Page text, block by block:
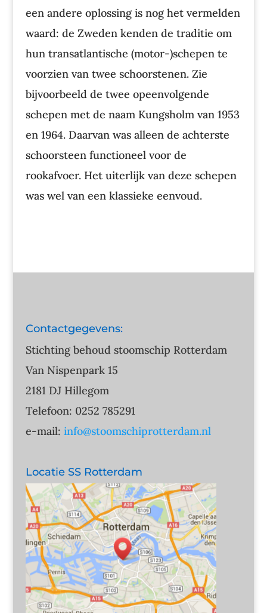
een andere oplossing is nog het vermelden
waard: de Zweden kenden de traditie om
hun transatlantische (motor-)schepen te
voorzien van twee schoorstenen. Zie
bijvoorbeeld de twee opeenvolgende
schepen met de naam Kungsholm van 1953
en 1964. Daarvan was alleen de achterste
schoorsteen functioneel voor de
rookafvoer. Het uiterlijk van deze schepen
was wel van een klassieke eenvoud.
Contactgegevens:
Stichting behoud stoomschip Rotterdam
Van Nispenpark 15
2181 DJ Hillegom
Telefoon: 0252 785291
e-mail: info@stoomschiprotterdam.nl
Locatie SS Rotterdam